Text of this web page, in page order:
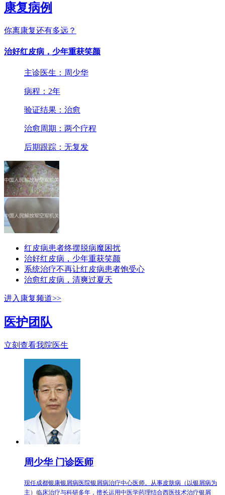
康复病例
你离康复还有多远？
治好红皮病，少年重获笑颜
主诊医生：周少华
病程：2年
验证结果：治愈
治愈周期：两个疗程
后期跟踪：无复发
红皮病患者终摆脱病魔困扰
治好红皮病，少年重获笑颜
系统治疗不再让红皮病患者饱受心
治愈红皮病，清爽过夏天
进入康复频道>>
医护团队
立刻查看我院医生
周少华 门诊医师
现任成都银康银屑病医院银屑病治疗中心医师。从事皮肤病（以银屑病为
主）临床治疗与科研多年，擅长运用中医学药理结合西医技术治疗银屑